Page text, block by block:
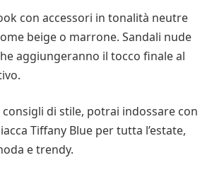
con accessori in tonalità neutre
beige o marrone. Sandali nude
aggiungeranno il tocco finale al
di stile, potrai indossare con
Tiffany Blue per tutta l’estate,
e trendy.